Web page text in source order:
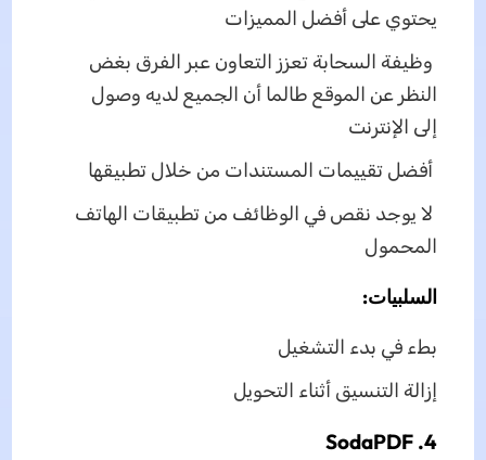
يحتوي على أفضل المميزات
وظيفة السحابة تعزز التعاون عبر الفرق بغض
النظر عن الموقع طالما أن الجميع لديه وصول
إلى الإنترنت
أفضل تقييمات المستندات من خلال تطبيقها
لا يوجد نقص في الوظائف من تطبيقات الهاتف
المحمول
السلبيات:
بطء في بدء التشغيل
إزالة التنسيق أثناء التحويل
4. SodaPDF